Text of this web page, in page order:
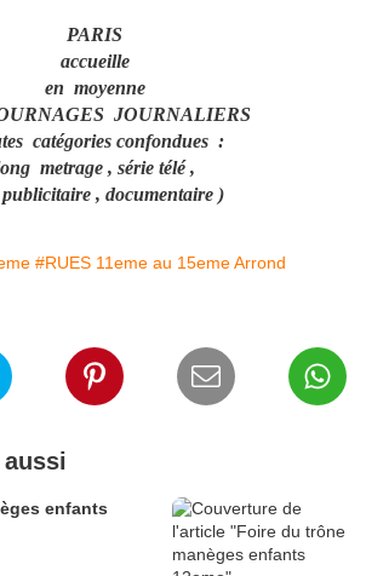
PARIS
accueille
en moyenne
JOURNALIERS
catégories confondues :
metrage , série télé ,
publicitaire , documentaire )
#RUES 11eme au 15eme Arrond
aussi
enfants